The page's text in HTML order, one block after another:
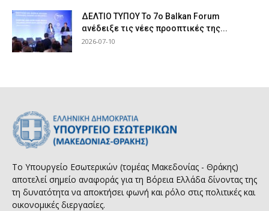
ΔΕΛΤΙΟ ΤΥΠΟΥ Το 7ο Balkan Forum
ανέδειξε τις νέες προοπτικές της...
2026-07-10
Το Υπουργείο Εσωτερικών (τομέας Μακεδονίας - Θράκης)
αποτελεί σημείο αναφοράς για τη Βόρεια Ελλάδα δίνοντας της
τη δυνατότητα να αποκτήσει φωνή και ρόλο στις πολιτικές και
οικονομικές διεργασίες.